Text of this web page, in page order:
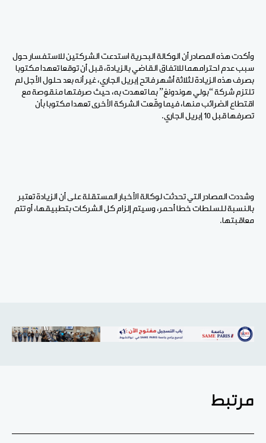
وأكدت هذه المصادر أن الوكالة البحرية استدعت الشركتين للاستفسار حول
سبب عدم احترامهما للاتفاق القاضي بالزيادة، قبل أن توقعا تعهدا مكتوبا
بصرف هذه الزيادة لثلاثة أشهر فاتح إبريل الجاري، غير أنه بعد حلول الأجل لم
تلتزم شركة “بولي هوندونغ” بما تعهدت به، حيث صرفتها منقوصة مع
اقتطاع الضرائب منها، فيما وقّعت الشركة الأخرى تعهدا مكتوبا بأن
تصرفها قبل 10 إبريل الجاري.
وشددت المصادر التي تحدثت لوكالة الأخبار المستقلة على أن الزيادة تعتبر
بالنسبة للسلطات خطا أحمر، وسيتم إلزام كل الشركات بتطبيقها، أو تتم
معاقبتها.
مرتبط